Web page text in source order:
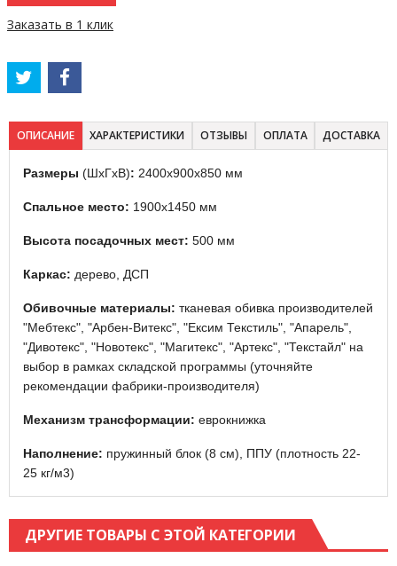
Заказать в 1 клик
ОПИСАНИЕ ХАРАКТЕРИСТИКИ ОТЗЫВЫ ОПЛАТА ДОСТАВКА
Размеры (ШхГхВ): 2400х900х850 мм
Спальное место: 1900х1450 мм
Высота посадочных мест: 500 мм
Каркас: дерево, ДСП
Обивочные материалы: тканевая обивка производителей
"Мебтекс", "Арбен-Витекс", "Ексим Текстиль", "Апарель",
"Дивотекс", "Новотекс", "Магитекс", "Артекс", "Текстайл" на
выбор в рамках складской программы (уточняйте
рекомендации фабрики-производителя)
Механизм трансформации: еврокнижка
Наполнение: пружинный блок (8 см), ППУ (плотность 22-
25 кг/м3)
ДРУГИЕ ТОВАРЫ С ЭТОЙ КАТЕГОРИИ